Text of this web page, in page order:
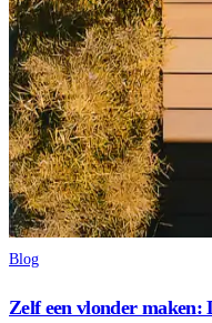
Blog
Zelf een vlonder maken: